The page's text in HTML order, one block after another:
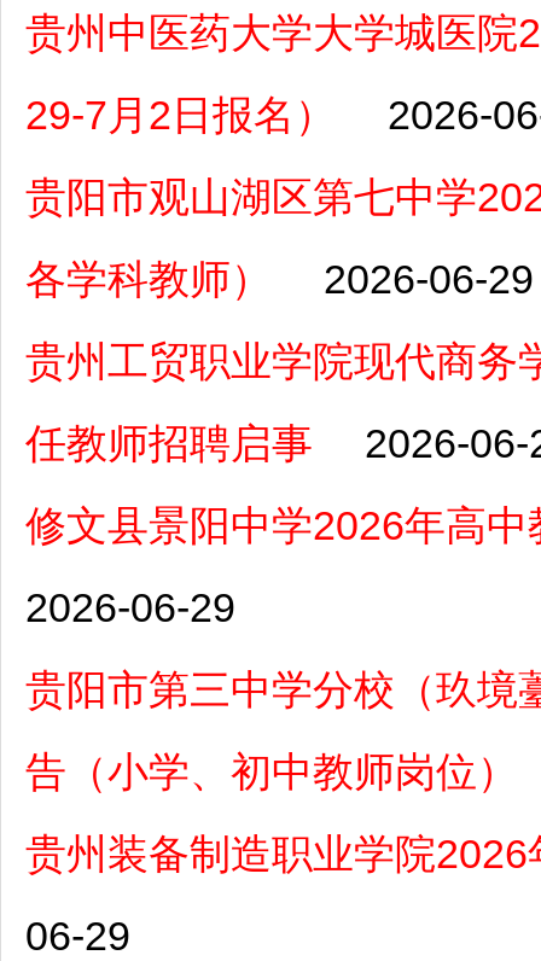
贵州中医药大学大学城医院
29-7月2日报名）
2026-
贵阳市观山湖区第七中学
各学科教师）
2026-06-29
贵州工贸职业学院现代商务
任教师招聘启事
2026-06-
修文县景阳中学2026年高
2026-06-29
贵阳市第三中学分校（玖境
告（小学、初中教师岗位）
贵州装备制造职业学院
06-29